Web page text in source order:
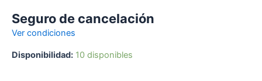
Seguro de cancelación
Ver condiciones
Disponibilidad: 10 disponibles